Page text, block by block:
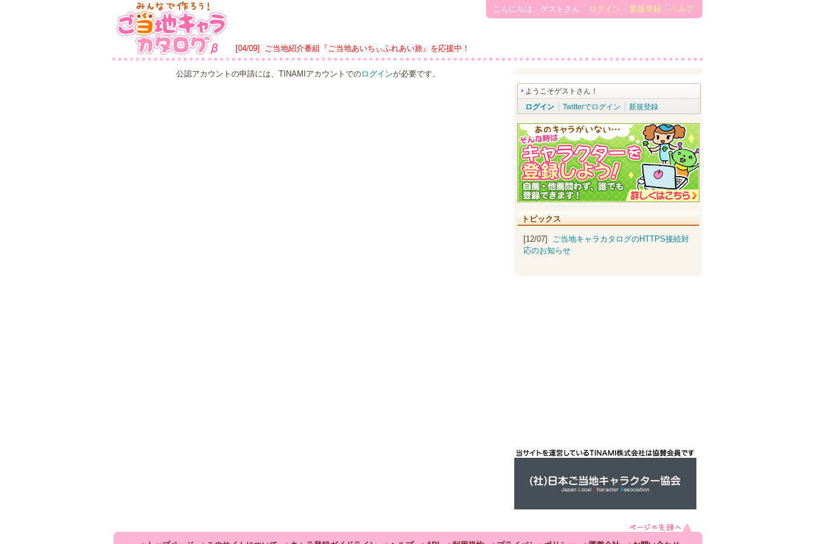
[04/09] ご当地紹介番組『ご当地あいちぃふれあい旅』を応援中！
こんにちは、ゲストさん ログイン 新規登録 ヘルプ
公認アカウントの申請には、TINAMIアカウントでのログインが必要です。
ようこそゲストさん！
ログイン
Twitterでログイン 新規登録
トピックス
[12/07] ご当地キャラカタログのHTTPS接続対
応のお知らせ